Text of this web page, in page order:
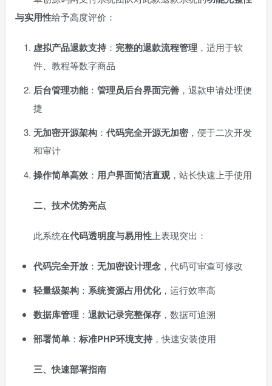
与实用性给予高度评价：
虚拟产品退款支持： 完整的退款流程管理 ，适用于软
件、教程等数字商品
后台管理功能： 管理员后台界面完善 ，退款申请处理便
捷
无加密开源架构 ： 代码完全开源无加密，便于二次开发
和审计
操作简单高效 ： 用户界面简洁直观，站长快速上手使用
二、技术优势亮点
此系统在代码透明度与易用性 上表现突出：
代码完全开放 ： 无加密设计理念 ，代码可审查可修改
轻量级架构 ： 系统资源占用优化，运行效率高
数据库管理 ： 退款记录完整保存 ，数据可追溯
部署简单 ： 标准PHP环境支持，快速安装使用
三、快速部署指南